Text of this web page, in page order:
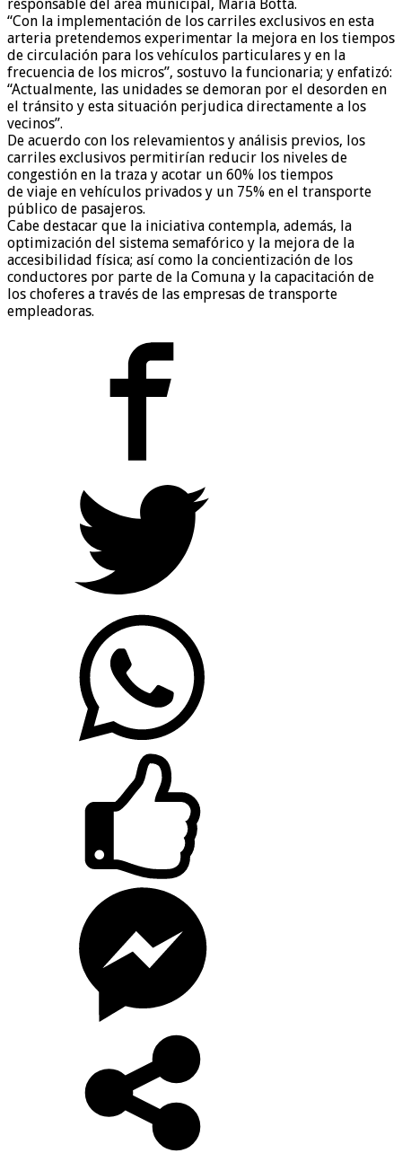
responsable del área municipal, María Botta.
“Con la implementación de los carriles exclusivos en esta
arteria pretendemos experimentar la mejora en los tiempos
de circulación para los vehículos particulares y en la
frecuencia de los micros”, sostuvo la funcionaria; y enfatizó:
“Actualmente, las unidades se demoran por el desorden en
el tránsito y esta situación perjudica directamente a los
vecinos”.
De acuerdo con los relevamientos y análisis previos, los
carriles exclusivos permitirían reducir los niveles de
congestión en la traza y acotar un 60% los tiempos
de viaje en vehículos privados y un 75% en el transporte
público de pasajeros.
Cabe destacar que la iniciativa contempla, además, la
optimización del sistema semafórico y la mejora de la
accesibilidad física; así como la concientización de los
conductores por parte de la Comuna y la capacitación de
los choferes a través de las empresas de transporte
empleadoras.